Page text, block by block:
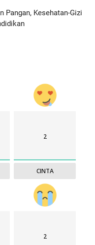
Pangan, Kesehatan-Gizi
2
CINTA
2